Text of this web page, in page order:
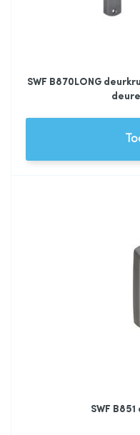
SWF B870LONG
SWF